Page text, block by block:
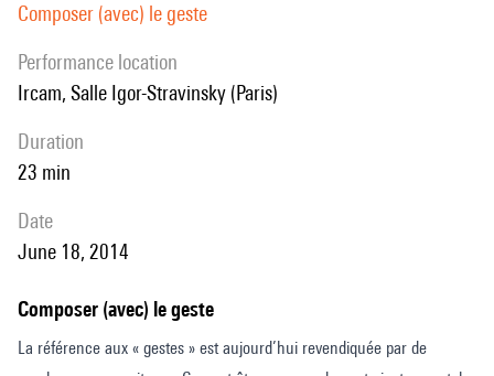
Composer (avec) le geste
performance location
Ircam, Salle Igor-Stravinsky (Paris)
duration
23 min
date
June 18, 2014
Composer (avec) le geste
La référence aux « gestes » est aujourd’hui revendiquée par de